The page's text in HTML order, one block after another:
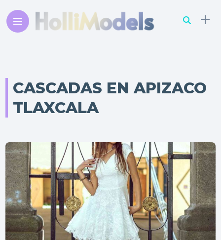
CASCADAS EN APIZACO
TLAXCALA